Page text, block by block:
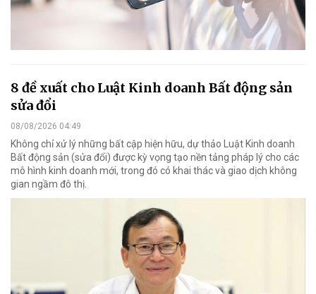
8 đề xuất cho Luật Kinh doanh Bất động sản
sửa đổi
08/08/2026 04:49
Không chỉ xử lý những bất cập hiện hữu, dự thảo Luật Kinh doanh
Bất động sản (sửa đổi) được kỳ vọng tạo nền tảng pháp lý cho các
mô hình kinh doanh mới, trong đó có khai thác và giao dịch không
gian ngầm đô thị.